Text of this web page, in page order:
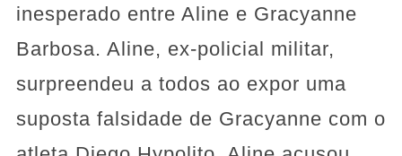
inesperado entre Aline e Gracyanne
Barbosa. Aline, ex-policial militar,
surpreendeu a todos ao expor uma
suposta falsidade de Gracyanne com o